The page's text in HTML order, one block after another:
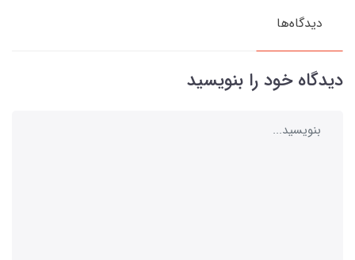
دیدگاه‌ها
دیدگاه خود را بنویسید